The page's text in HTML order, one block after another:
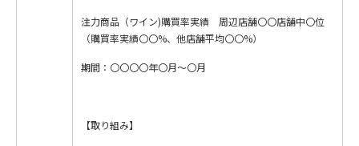
注力商品（ワイン)購買率実績 周辺店舗〇〇店舗中〇位
（購買率実績〇〇%、他店舗平均〇〇%）
期間：〇〇〇〇年〇月～〇月
【取り組み】